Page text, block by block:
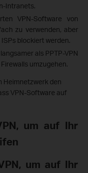
Intranets.
VPN-Software von
zu verwenden, aber
blockiert werden.
als PPTP-VPN
umzugehen.
Heimnetzwerk den
VPN-Software auf
um auf Ihr
um auf Ihr